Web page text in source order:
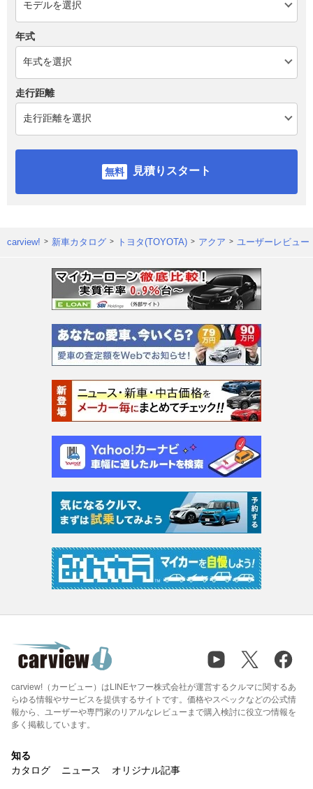
年式
走行距離
見積りスタート
carview! 新車カタログ トヨタ(TOYOTA) アクア ユーザーレビュー
carview!（カービュー）はLINEヤフー株式会社が運営するクルマに関するあ
らゆる情報やサービスを提供するサイトです。価格やスペックなどの公式情
報から、ユーザーや専門家のリアルなレビューまで購入検討に役立つ情報を
多く掲載しています。
知る
カタログ
ニュース オリジナル記事